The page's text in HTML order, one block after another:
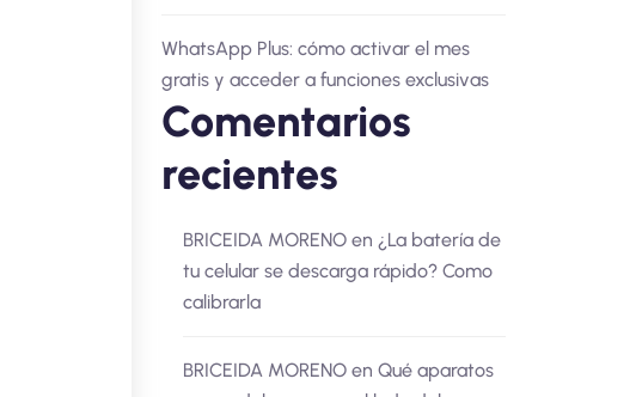
WhatsApp Plus: cómo activar el mes
gratis y acceder a funciones exclusivas
Comentarios
recientes
BRICEIDA MORENOen ¿La batería de
tu celular se descarga rápido? Como
calibrarla
BRICEIDA MORENOen Qué aparatos